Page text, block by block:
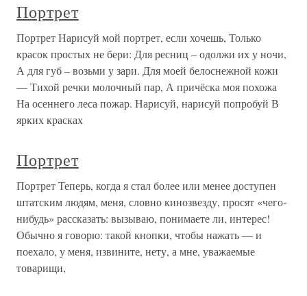
Портрет
Портрет Нарисуй мой портрет, если хочешь, Только
красок простых не бери: Для ресниц – одолжи их у ночи,
А для губ – возьми у зари. Для моей белоснежной кожи
— Тихой речки молочный пар, А причёска моя похожа
На осеннего леса пожар. Нарисуй, нарисуй попробуй В
ярких красках
Портрет
Портрет Теперь, когда я стал более или менее доступен
штатским людям, меня, словно кинозвезду, просят «чего-
нибудь» рассказать: вызываю, понимаете ли, интерес!
Обычно я говорю: такой кнопки, чтобы нажать — и
поехало, у меня, извините, нету, а мне, уважаемые
товарищи,